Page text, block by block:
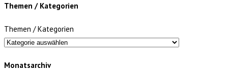
Themen / Kategorien
Themen / Kategorien
Monatsarchiv